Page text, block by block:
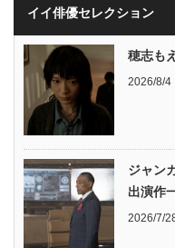
イイ俳優セレクション
穂志も
2026/8/4
ジャン
出演作
2026/7/